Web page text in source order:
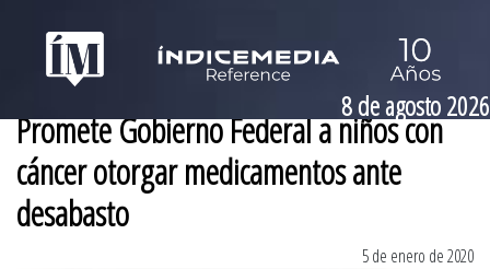
8 de agosto 2026
Promete Gobierno Federal a niños con
cáncer otorgar medicamentos ante
desabasto
5 de enero de 2020